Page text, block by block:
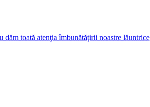
toată atenţia îmbunătăţirii noastre lăuntrice